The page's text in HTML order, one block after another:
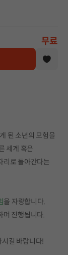
무료
된 소년의 모험을
세계 혹은
리로 돌아간다는
을 자랑합니다.
진행됩니다.
시길 바랍니다!